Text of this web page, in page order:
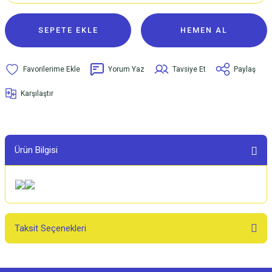
SEPETE EKLE HEMEN AL
Yorum Yaz Tavsiye Et Paylaş
Karşılaştır
Ürün Bilgisi
Taksit Seçenekleri